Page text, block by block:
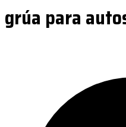
grúa para